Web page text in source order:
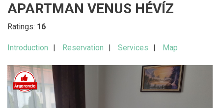
APARTMAN VENUS HÉVÍZ
Ratings: 16
Introduction Reservation Services Map